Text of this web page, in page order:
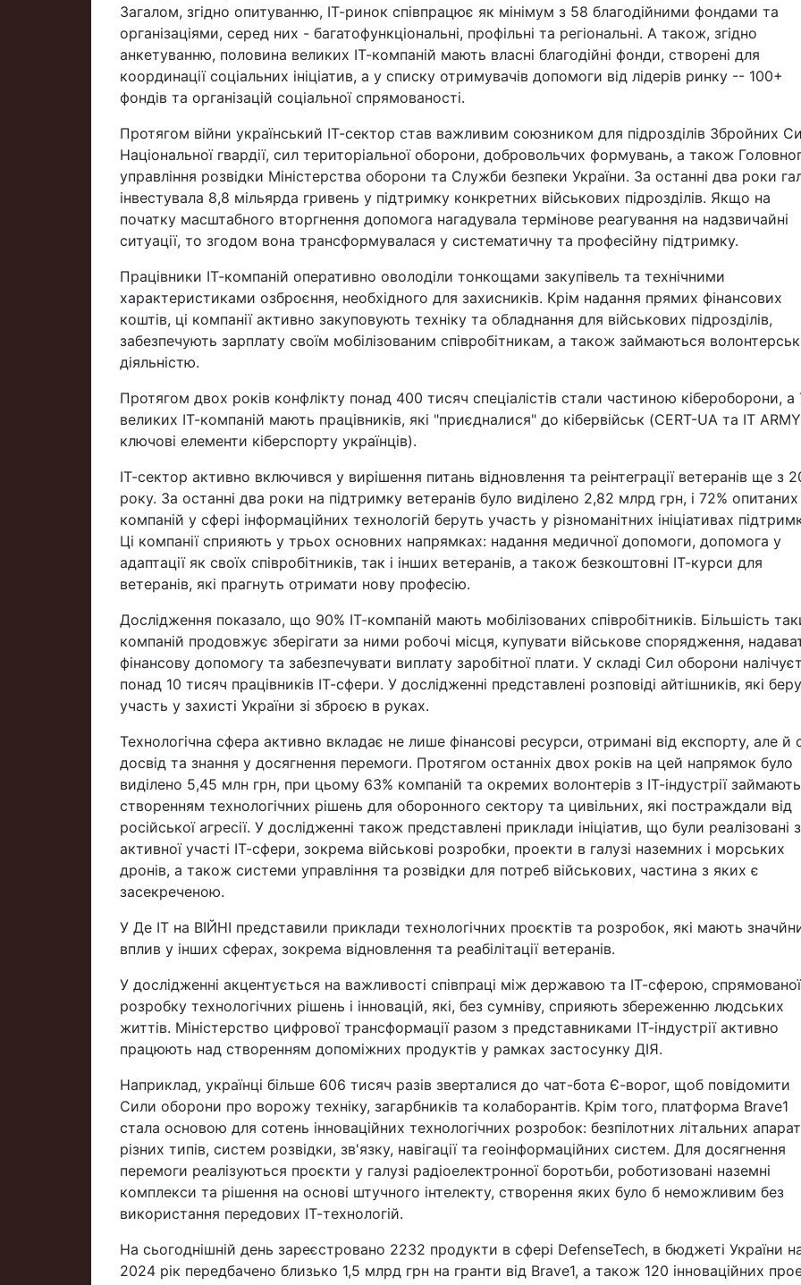
Загалом, згідно опитуванню, ІТ-ринок співпрацює як мінімум з 58 благодійними фондами та
організаціями, серед них - багатофункціональні, профільні та регіональні. А також, згідно
анкетуванню, половина великих ІТ-компаній мають власні благодійні фонди, створені для
координації соціальних ініціатив, а у списку отримувачів допомоги від лідерів ринку -- 100+
фондів та організацій соціальної спрямованості.
Протягом війни український ІТ-сектор став важливим союзником для підрозділів Збройних
Національної гвардії, сил територіальної оборони, добровольчих формувань, а також
управління розвідки Міністерства оборони та Служби безпеки України. За останні два роки
інвестувала 8,8 мільярда гривень у підтримку конкретних військових підрозділів. Якщо на
початку масштабного вторгнення допомога нагадувала термінове реагування на надзвичайні
ситуації, то згодом вона трансформувалася у систематичну та професійну підтримку.
Працівники ІТ-компаній оперативно оволоділи тонкощами закупівель та технічними
характеристиками озброєння, необхідного для захисників. Крім надання прямих фінансових
коштів, ці компанії активно закуповують техніку та обладнання для військових підрозділів,
забезпечують зарплату своїм мобілізованим співробітникам, а також займаються
діяльністю.
Протягом двох років конфлікту понад 400 тисяч спеціалістів стали частиною кібероборони, а
великих ІТ-компаній мають працівників, які "приєдналися" до кібервійськ (CERT-UA та IT
ключові елементи кіберспорту українців).
ІТ-сектор активно включився у вирішення питань відновлення та реінтеграції ветеранів ще з
року. За останні два роки на підтримку ветеранів було виділено 2,82 млрд грн, і 72% опитаних
компаній у сфері інформаційних технологій беруть участь у різноманітних ініціативах
Ці компанії сприяють у трьох основних напрямках: надання медичної допомоги, допомога у
адаптації як своїх співробітників, так і інших ветеранів, а також безкоштовні ІТ-курси для
ветеранів, які прагнуть отримати нову професію.
Дослідження показало, що 90% ІТ-компаній мають мобілізованих співробітників. Більшість
компаній продовжує зберігати за ними робочі місця, купувати військове спорядження,
фінансову допомогу та забезпечувати виплату заробітної плати. У складі Сил оборони
понад 10 тисяч працівників ІТ-сфери. У дослідженні представлені розповіді айтішників, які
участь у захисті України зі зброєю в руках.
Технологічна сфера активно вкладає не лише фінансові ресурси, отримані від експорту, але й
досвід та знання у досягнення перемоги. Протягом останніх двох років на цей напрямок було
виділено 5,45 млн грн, при цьому 63% компаній та окремих волонтерів з ІТ-індустрії
створенням технологічних рішень для оборонного сектору та цивільних, які постраждали від
російської агресії. У дослідженні також представлені приклади ініціатив, що були реалізовані
активної участі ІТ-сфери, зокрема військові розробки, проекти в галузі наземних і морських
дронів, а також системи управління та розвідки для потреб військових, частина з яких є
засекреченою.
У Де ІТ на ВІЙНІ представили приклади технологічних проєктів та розробок, які мають
вплив у інших сферах, зокрема відновлення та реабілітації ветеранів.
У дослідженні акцентується на важливості співпраці між державою та ІТ-сферою,
розробку технологічних рішень і інновацій, які, без сумніву, сприяють збереженню людських
життів. Міністерство цифрової трансформації разом з представниками ІТ-індустрії активно
працюють над створенням допоміжних продуктів у рамках застосунку ДІЯ.
Наприклад, українці більше 606 тисяч разів зверталися до чат-бота Є-ворог, щоб повідомити
Сили оборони про ворожу техніку, загарбників та колаборантів. Крім того, платформа Brave1
стала основою для сотень інноваційних технологічних розробок: безпілотних літальних
різних типів, систем розвідки, зв'язку, навігації та геоінформаційних систем. Для досягнення
перемоги реалізуються проєкти у галузі радіоелектронної боротьби, роботизовані наземні
комплекси та рішення на основі штучного інтелекту, створення яких було б неможливим без
використання передових ІТ-технологій.
На сьогоднішній день зареєстровано 2232 продукти в сфері DefenseTech, в бюджеті України
2024 рік передбачено близько 1,5 млрд грн на гранти від Brave1, а також 120 інноваційних